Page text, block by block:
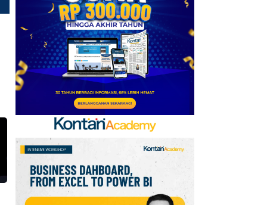
Persib vs Persebaya di
Final Piala Presiden
2026, Siapa Lebih Siap?
7
Daftar Negara ASEAN
Berdasarkan Pendapatan
versi Bank Dunia, Posisi
Indonesia?
8
Telegram Sempat Hilang
dari App Store, Ini
Penjelasan Apple dan
Durov